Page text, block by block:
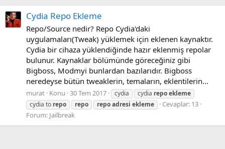
Cydia Repo Ekleme
Repo/Source nedir? Repo Cydia'daki
uygulamaları(Tweak) yüklemek için eklenen kaynaktır.
Cydia bir cihaza yüklendiğinde hazır eklenmiş repolar
bulunur. Kaynaklar bölümünde göreceğiniz gibi
Bigboss, Modmyi bunlardan bazılarıdır. Bigboss
neredeyse bütün tweaklerin, temaların, eklentilerin...
murat Konu 30 Tem 2017 cydia cydia repoekleme
cydia to repo repo repoadresi ekleme
Cevaplar: 13
Forum: Jailbreak